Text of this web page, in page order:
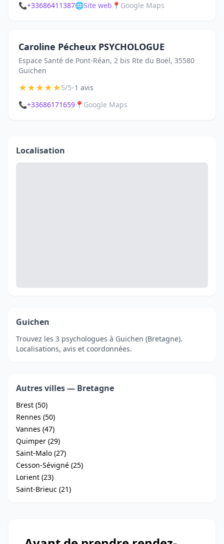
📞+33686411387🌐Site web 📍 Google Maps
Caroline Pécheux PSYCHOLOGUE
Espace Santé de Pont-Réan, 2 bis Rte du Boël, 35580
Guichen
★★★★★5/5•1 avis
📞+33686171659 📍 Google Maps
Localisation
Guichen
Trouvez les 3 psychologues à Guichen (Bretagne).
Localisations, avis et coordonnées.
Autres villes — Bretagne
Brest (50)
Rennes (50)
Vannes (47)
Quimper (29)
Saint-Malo (27)
Cesson-Sévigné (25)
Lorient (23)
Saint-Brieuc (21)